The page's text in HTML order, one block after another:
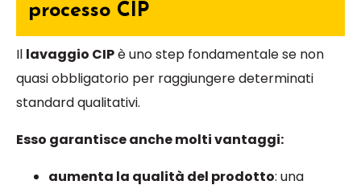
processo CIP
Il lavaggio CIPè uno step fondamentale se non
quasi obbligatorio per raggiungere determinati
standard qualitativi.
Esso garantisce anche molti vantaggi:
aumenta la qualità del prodotto: una